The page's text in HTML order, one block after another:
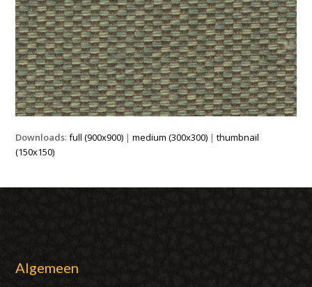
Downloads:full (900x900) |medium (300x300) |thumbnail
(150x150)
Algemeen